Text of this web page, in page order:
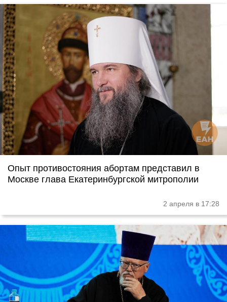
Опыт противостояния абортам представил в
Москве глава Екатеринбургской митрополии
2 апреля в 17:28